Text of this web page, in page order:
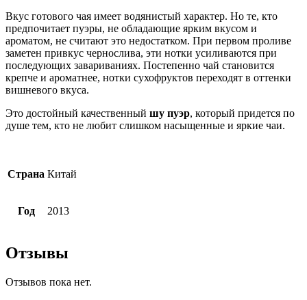
Вкус готового чая имеет водянистый характер. Но те, кто
предпочитает пуэры, не обладающие ярким вкусом и
ароматом, не считают это недостатком. При первом проливе
заметен привкус чернослива, эти нотки усиливаются при
последующих завариваниях. Постепенно чай становится
крепче и ароматнее, нотки сухофруктов переходят в оттенки
вишневого вкуса.
Это достойный качественный шу пуэр, который придется по
душе тем, кто не любит слишком насыщенные и яркие чаи.
Страна Китай
Год 2013
Отзывы
Отзывов пока нет.